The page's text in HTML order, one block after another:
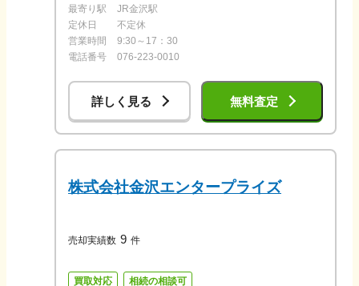
最寄り駅
JR金沢駅
定休日
不定休
営業時間
9:30～17：30
電話番号
076-223-0010
詳しく見る 無料査定
株式会社金沢エンタープライズ
売却実績数 9 件
買取対応 相続の相談可